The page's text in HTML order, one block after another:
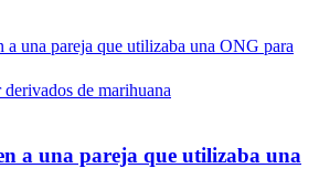
a una pareja que utilizaba una